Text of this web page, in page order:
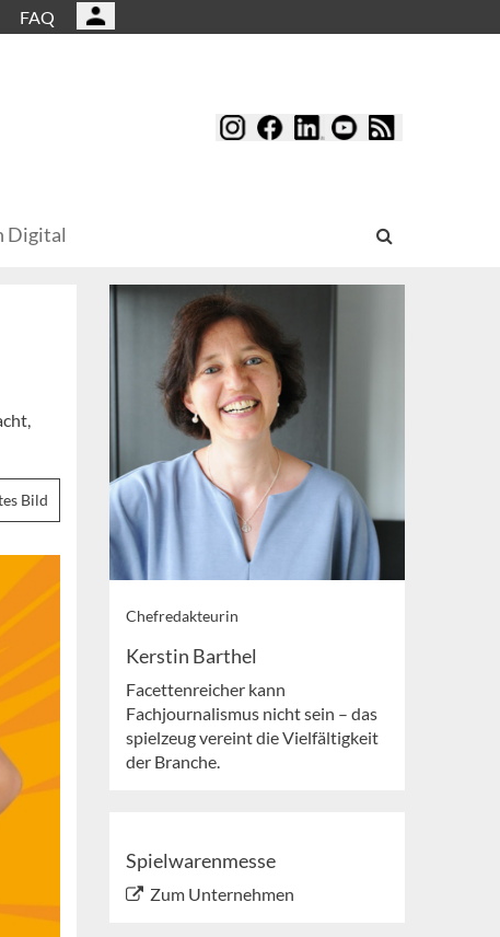
FAQ
Digital
Bild
Chefredakteurin
Kerstin Barthel
Facettenreicher kann
Fachjournalismus nicht sein – das
spielzeug vereint die Vielfältigkeit
der Branche.
Spielwarenmesse
Zum Unternehmen